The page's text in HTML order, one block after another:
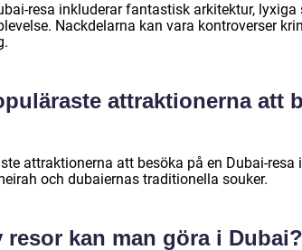
resa inkluderar fantastisk arkitektur,
Nackdelarna kan vara kontroverser
attraktionerna att
attraktionerna att besöka på en Dubai-resa
och dubaiernas traditionella souker.
resor kan man göra i Dubai?